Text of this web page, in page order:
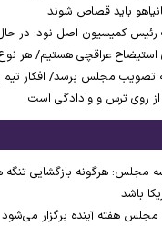
باید قصاص شوند
رئیس کمیسیون اصل نود: در
استیضاح عراقچی هستیم/ هر
تصویب مجلس برسد/ افکار تیم
از روی ترس و وادادگی است
مجلس: هرگونه بازگشایی تنگه
باشد
هفته آینده برگزار می‌شود